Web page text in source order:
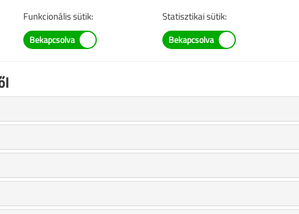
információk mára aktualitásukat veszíthették, valamint a
stb.).
Funkcionális sütik: Statisztikai sütik: